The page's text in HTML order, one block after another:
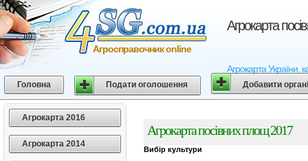
Агрокарта
Агрокарта України,
Агросправочник online
Головна Подати оголошення Добавити
Агрокарта 2016
Агрокарта 2014
Агрокарта посівних площ 2017
Вибір культури